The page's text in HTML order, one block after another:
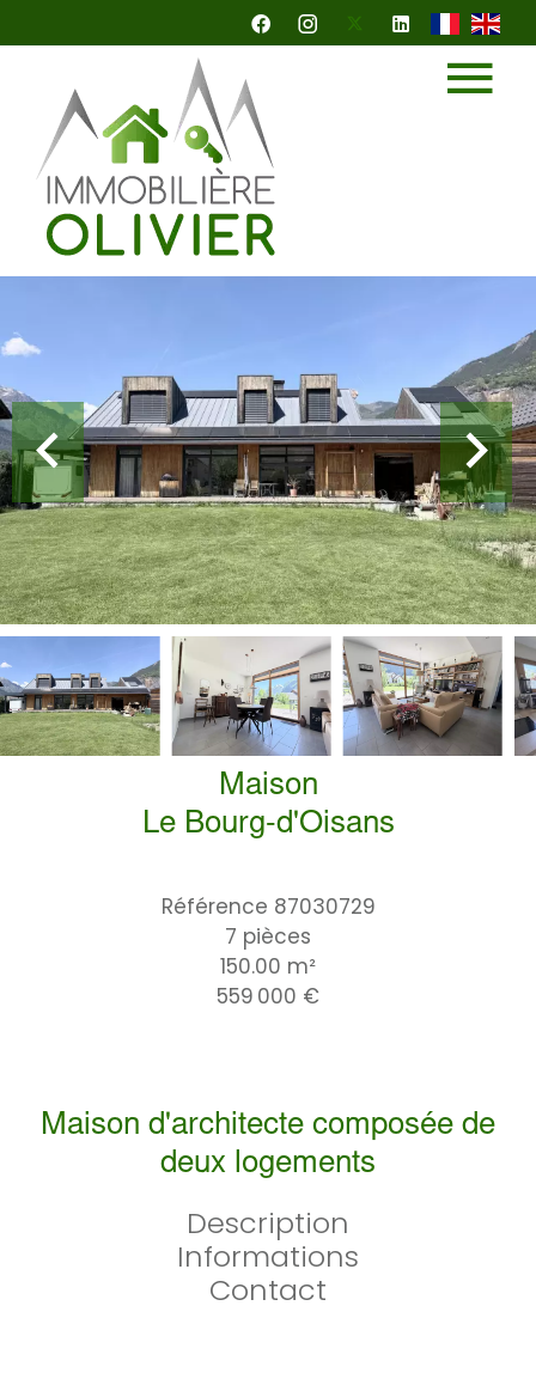
Maison
Le Bourg-d'Oisans
Référence 87030729
7 pièces
150.00 m²
559 000 €
Maison d'architecte composée de
deux logements
Description
Informations
Contact